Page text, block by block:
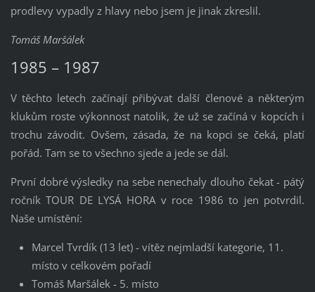
prodlevy vypadly z hlavy nebo jsem je jinak zkreslil.
Tomáš Maršálek
1985 – 1987
V těchto letech začínají přibývat další členové a některým
klukům roste výkonnost natolik, že už se začíná v kopcích i
trochu závodit. Ovšem, zásada, že na kopci se čeká, platí
pořád. Tam se to všechno sjede a jede se dál.
První dobré výsledky na sebe nenechaly dlouho čekat - pátý
ročník TOUR DE LYSÁ HORA v roce 1986 to jen potvrdil.
Naše umístění:
Marcel Tvrdík (13 let) - vítěz nejmladší kategorie, 11.
místo v celkovém pořadí
Tomáš Maršálek - 5. místo